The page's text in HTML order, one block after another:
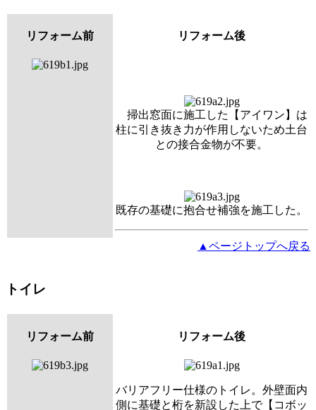
リフォーム前 リフォーム後
掃出窓面に施工した【アイワン】は
柱に引き抜き力が作用しないため土台
との接合金物が不要。
既存の基礎に抱合せ補強を施工した。
▲ページトップへ戻る
トイレ
リフォーム前 リフォーム後
バリアフリー仕様のトイレ。外壁面内
側に基礎と桁を新設した上で【コボッ